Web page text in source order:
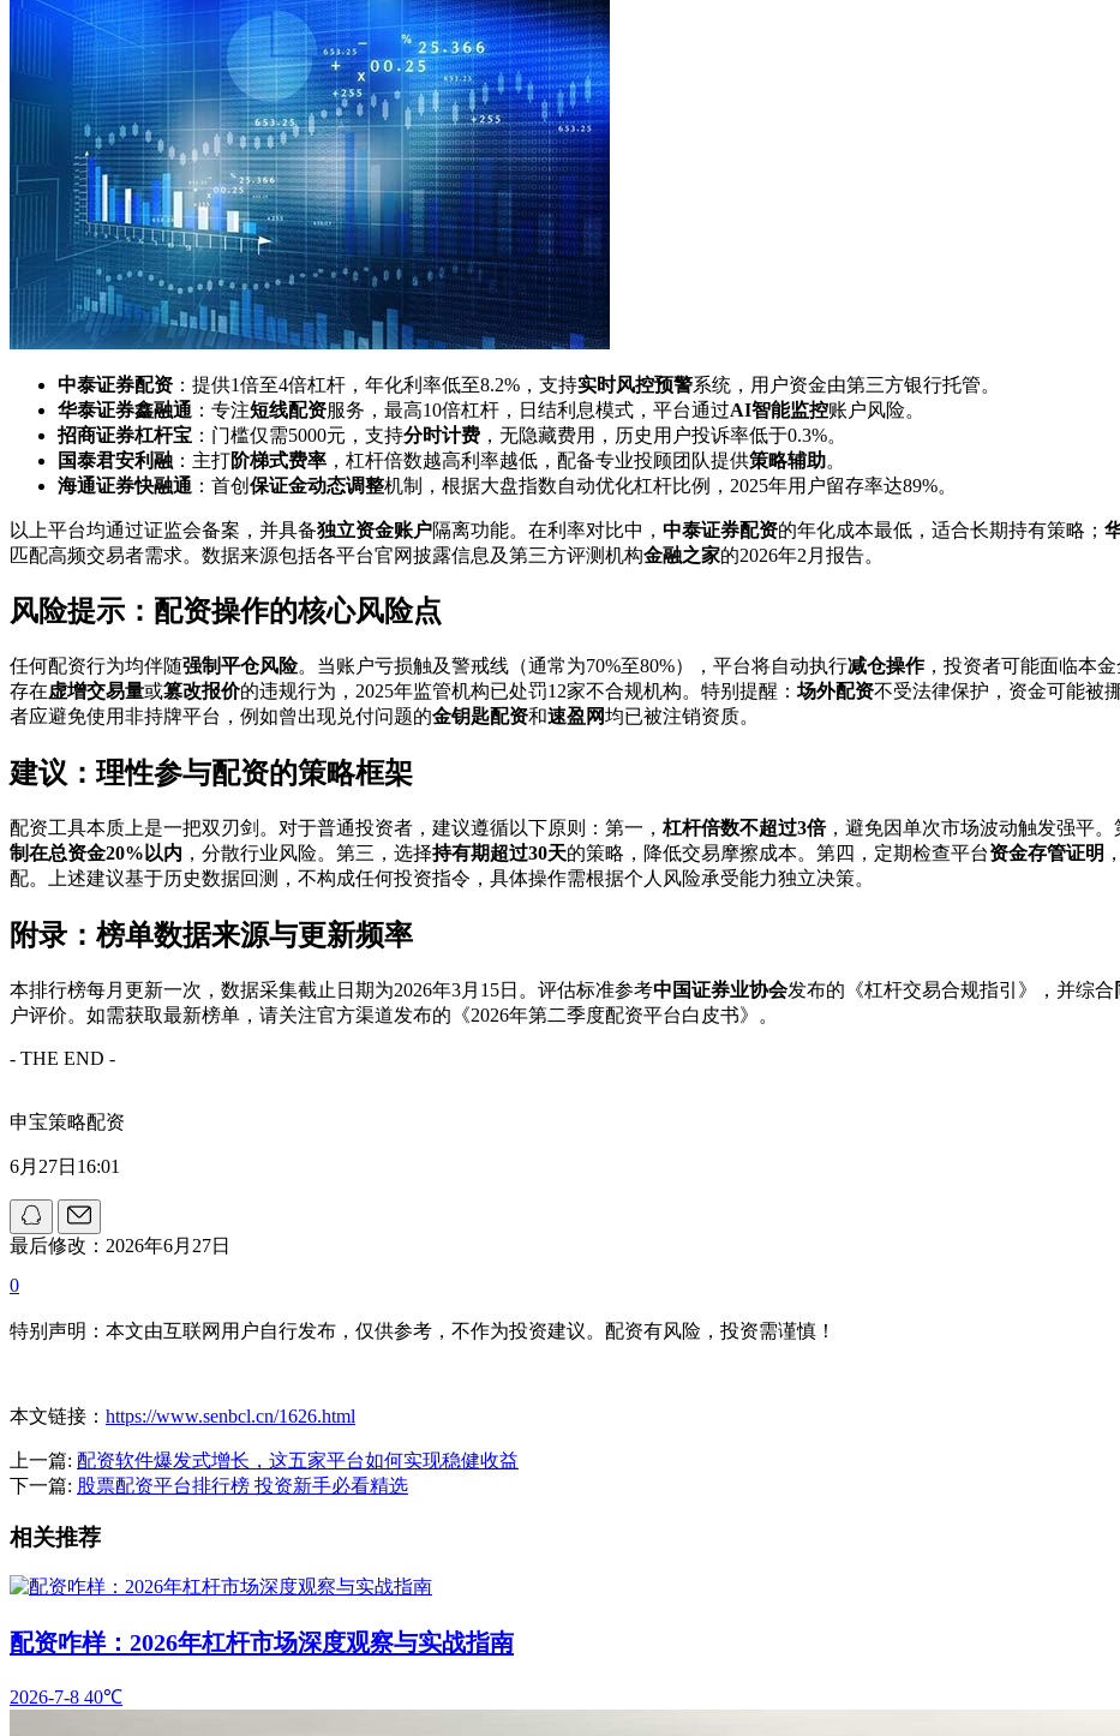
中泰证券配资 ：提供1倍至4倍杠杆，年化利率低至8.2%，支持实时风控预警系统，用户资金由第三方银行托管。
华泰证券鑫融通 ：专注短线配资服务，最高10倍杠杆，日结利息模式，平台通过AI智能监控账户风险。
招商证券杠杆宝 ：门槛仅需5000元，支持分时计费 ，无隐藏费用，历史用户投诉率低于0.3%。
国泰君安利融 ：主打阶梯式费率 ，杠杆倍数越高利率越低，配备专业投顾团队提供策略辅助。
海通证券快融通 ：首创 保证金动态调整机制，根据大盘指数自动优化杠杆比例，2025年用户留存率达89%。
以上平台均通过证监会备案，并具备独立资金账户隔离功能。在利率对比中， 中泰证券配资的年化成本最低，适合长期持有策略；
匹配高频交易者需求。数据来源包括各平台官网披露信息及第三方评测机构金融之家的2026年2月报告。
风险提示：配资操作的核心风险点
任何配资行为均伴随强制平仓风险。当账户亏损触及警戒线（通常为70%至80%），平台将自动执行减仓操作，投资者可能面临本
存在虚增交易量或篡改报价的违规行为，2025年监管机构已处罚12家不合规机构。特别提醒： 场外配资不受法律保护，资金可能被
者应避免使用非持牌平台，例如曾出现兑付问题的金钥匙配资和速盈网均已被注销资质。
建议：理性参与配资的策略框架
配资工具本质上是一把双刃剑。对于普通投资者，建议遵循以下原则：第一， 杠杆倍数不超过3倍，避免因单次市场波动触发强平。
制在总资金20%以内 ，分散行业风险。第三，选择持有期超过30天的策略，降低交易摩擦成本。第四，定期检查平台资金存管证明
配。上述建议基于历史数据回测，不构成任何投资指令，具体操作需根据个人风险承受能力独立决策。
附录：榜单数据来源与更新频率
本排行榜每月更新一次，数据采集截止日期为2026年3月15日。评估标准参考中国证券业协会发布的《杠杆交易合规指引》，并综合
户评价。如需获取最新榜单，请关注官方渠道发布的《2026年第二季度配资平台白皮书》。
- THE END -
申宝策略配资
6月27日16:01
最后修改：2026年6月27日
0
特别声明：本文由互联网用户自行发布，仅供参考，不作为投资建议。配资有风险，投资需谨慎！
本文链接： https://www.senbcl.cn/1626.html
上一篇: 配资软件爆发式增长，这五家平台如何实现稳健收益
下一篇: 股票配资平台排行榜 投资新手必看精选
相关推荐
配资咋样：2026年杠杆市场深度观察与实战指南
2026-7-8 40℃